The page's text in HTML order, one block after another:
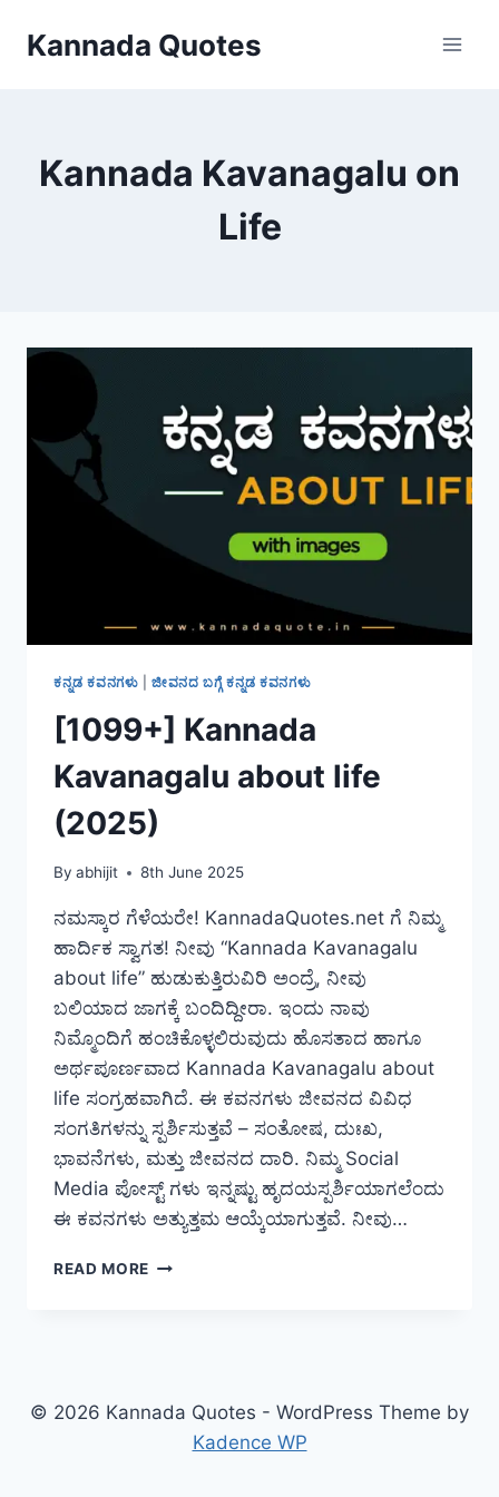
Kannada Quotes
Kannada Kavanagalu on
Life
ಕನ್ನಡ ಕವನಗಳು |ಜೀವನದ ಬಗ್ಗೆ ಕನ್ನಡ ಕವನಗಳು
[1099+] Kannada
Kavanagalu about life
(2025)
By abhijit 8th June 2025
ನಮಸ್ಕಾರ ಗೆಳೆಯರೇ! KannadaQuotes.net ಗೆ ನಿಮ್ಮ
ಹಾರ್ದಿಕ ಸ್ವಾಗತ! ನೀವು “Kannada Kavanagalu
about life” ಹುಡುಕುತ್ತಿರುವಿರಿ ಅಂದ್ರೆ, ನೀವು
ಬಲಿಯಾದ ಜಾಗಕ್ಕೆ ಬಂದಿದ್ದೀರಾ. ಇಂದು ನಾವು
ನಿಮ್ಮೊಂದಿಗೆ ಹಂಚಿಕೊಳ್ಳಲಿರುವುದು ಹೊಸತಾದ ಹಾಗೂ
ಅರ್ಥಪೂರ್ಣವಾದ Kannada Kavanagalu about
life ಸಂಗ್ರಹವಾಗಿದೆ. ಈ ಕವನಗಳು ಜೀವನದ ವಿವಿಧ
ಸಂಗತಿಗಳನ್ನು ಸ್ಪರ್ಶಿಸುತ್ತವೆ – ಸಂತೋಷ, ದುಃಖ,
ಭಾವನೆಗಳು, ಮತ್ತು ಜೀವನದ ದಾರಿ. ನಿಮ್ಮ Social
Media ಪೋಸ್ಟ್ ಗಳು ಇನ್ನಷ್ಟು ಹೃದಯಸ್ಪರ್ಶಿಯಾಗಲೆಂದು
ಈ ಕವನಗಳು ಅತ್ಯುತ್ತಮ ಆಯ್ಕೆಯಾಗುತ್ತವೆ. ನೀವು…
READ MORE [1099+]
© 2026 Kannada Quotes - WordPress Theme by
Kadence WP